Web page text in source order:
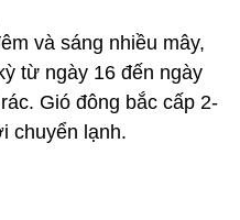
và sáng nhiều mây,
từ ngày 16 đến ngày
Gió đông bắc cấp 2-
chuyển lạnh.